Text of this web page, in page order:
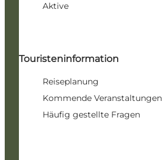
Aktive
Touristeninformation
Reiseplanung
Kommende Veranstaltungen
Häufig gestellte Fragen